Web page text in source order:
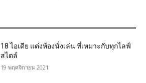
18 ไอเดีย แต่งห้องนั่งเล่น ที่เหมาะกับทุกไลฟ์
สไตล์
19 พฤศจิกายน 2021